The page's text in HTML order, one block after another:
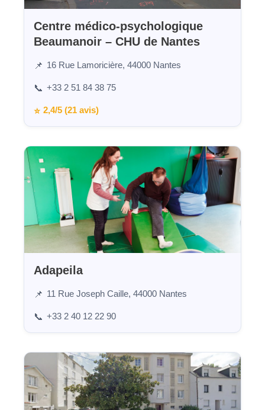
Centre médico-psychologique
Beaumanoir – CHU de Nantes
📌 16 Rue Lamoricière, 44000 Nantes
📞 +33 2 51 84 38 75
⭐ 2,4/5 (21 avis)
Adapeila
📌 11 Rue Joseph Caille, 44000 Nantes
📞 +33 2 40 12 22 90